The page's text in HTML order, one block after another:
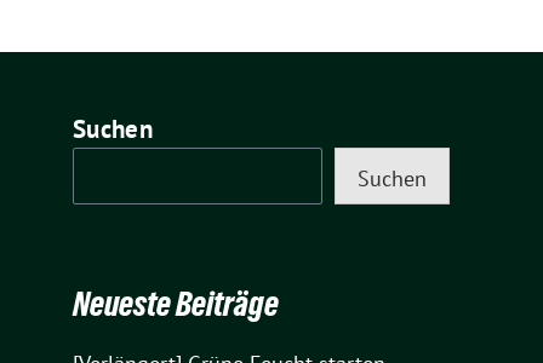
Suchen
Suchen
Neueste Beiträge